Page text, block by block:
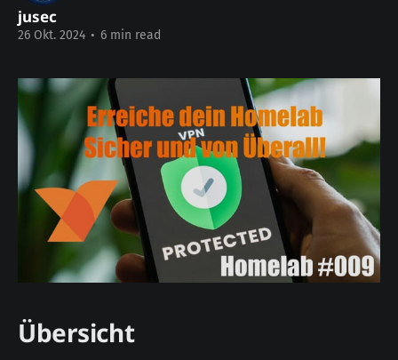
jusec
26 Okt. 2024 • 6 min read
Übersicht